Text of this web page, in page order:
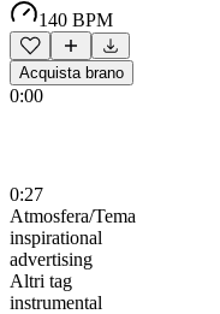
140 BPM
Acquista brano
0:00
0:27
Atmosfera/Tema
inspirational
advertising
Altri tag
instrumental